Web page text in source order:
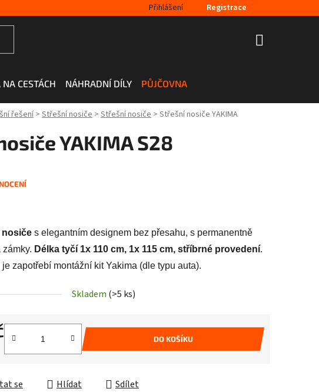
Přihlášení Registrace
CESTÁCH NÁHRADNÍ DÍLY PŮJČOVNA
řešení> Střešní nosiče > Střešní nosiče > Střešní nosiče YAKIMA
YAKIMA S28
nosiče s elegantním designem bez přesahu, s permanentně
zámky. Délka tyčí 1x 110 cm, 1x 115 cm, stříbrné provedení.
zapotřebí montážní kit Yakima (dle typu auta).
Skladem (>5 ks)
DO KOŠÍKU
se Hlídat Sdílet